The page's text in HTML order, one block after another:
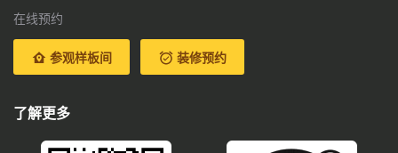
在线预约
参观样板间 装修预约
了解更多